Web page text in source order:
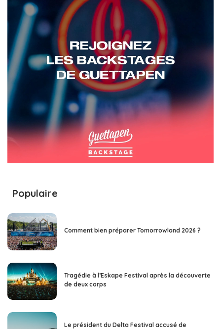
Populaire
Comment bien préparer Tomorrowland 2026 ?
Tragédie à l’Eskape Festival après la découverte
de deux corps
Le président du Delta Festival accusé de